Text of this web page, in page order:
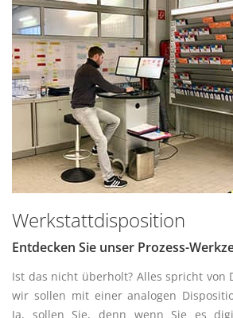
Werkstattdisposition
Entdecken Sie unser Prozess-
Ist das nicht überholt? Alles spricht von
wir sollen mit einer analogen
Ja, sollen Sie, denn wenn Sie es